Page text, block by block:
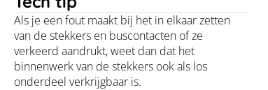
Als je een fout maakt bij het in elkaar zetten
van de stekkers en buscontacten of ze
verkeerd aandrukt, weet dan dat het
binnenwerk van de stekkers ook als los
onderdeel verkrijgbaar is.